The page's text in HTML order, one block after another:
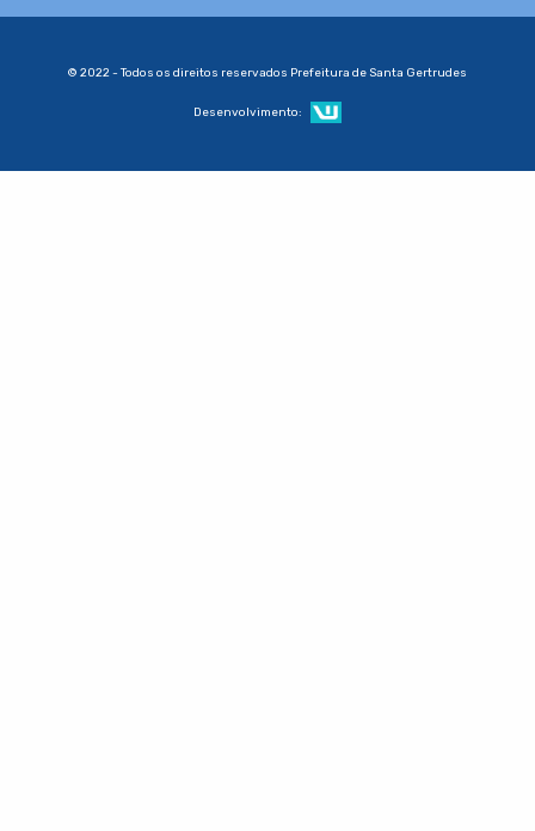
© 2022 - Todos os direitos reservados Prefeitura de Santa Gertrudes
Desenvolvimento: